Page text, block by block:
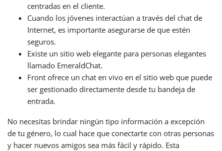
centradas en el cliente.
Cuando los jóvenes interactúan a través del chat de
Internet, es importante asegurarse de que estén
seguros.
Existe un sitio web elegante para personas elegantes
llamado EmeraldChat.
Front ofrece un chat en vivo en el sitio web que puede
ser gestionado directamente desde tu bandeja de
entrada.
No necesitas brindar ningún tipo información a excepción
de tu género, lo cual hace que conectarte con otras personas
y hacer nuevos amigos sea más fácil y rápido. Esta